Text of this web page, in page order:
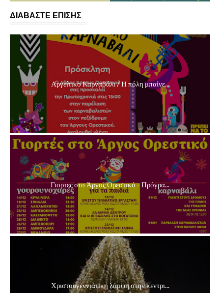
ΔΙΑΒΑΣΤΕ ΕΠΙΣΗΣ
Αργείτικο Καρναβάλι / Η πόλη μπαίνε...
Γιορτες στο Άργος Ορεστικό - Πρόγρα...
Χριστουγεννιάτικη λάμψη στην κεντρι...